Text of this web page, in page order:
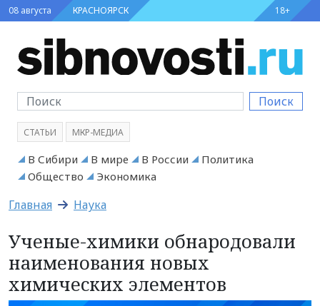
08 августа КРАСНОЯРСК 18+
Поиск
СТАТЬИ МКР-МЕДИА
В Сибири В мире В России
Политика
Общество
Экономика
Главная Наука
Ученые-химики обнародовали
наименования новых
химических элементов